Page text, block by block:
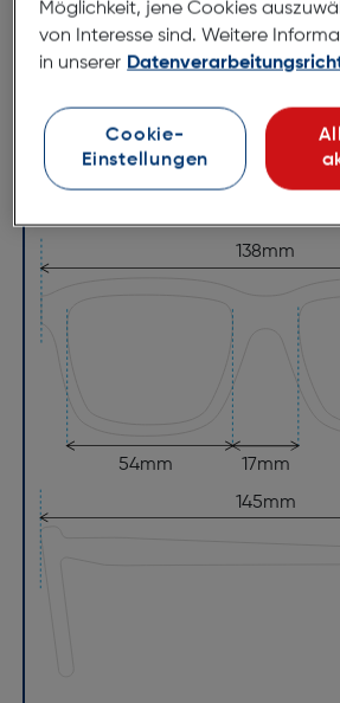
Brillenbreite:138mm
Glasbreite:54mm
Bügellänge:145mm
138mm
17mm
54mm
145mm
Möglichkeit, jene Cookies
von Interesse sind. Weitere
in unserer
Cookie-
Einstellungen